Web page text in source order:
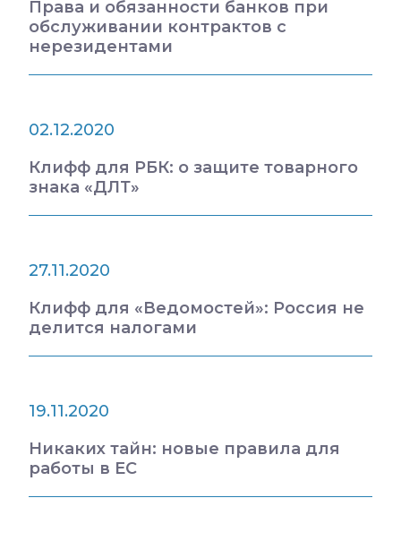
Права и обязанности банков при
обслуживании контрактов с
нерезидентами
02.12.2020
Клифф для РБК: о защите товарного
знака «ДЛТ»
27.11.2020
Клифф для «Ведомостей»: Россия не
делится налогами
19.11.2020
Никаких тайн: новые правила для
работы в ЕС